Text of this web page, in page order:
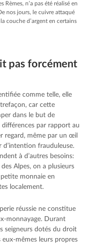
n’a pas été réalisé en
nos jours, le cuivre attaqué
couche d’argent en certains
pas forcément
comme telle, elle
car cette
dans le but de
différences par rapport au
regard, même par un œil
d’intention frauduleuse.
à d’autres besoins:
Alpes, on a plusieurs
monnaie en
localement.
réussie ne constitue
monnayage. Durant
seigneurs dotés du droit
mêmes leurs propres